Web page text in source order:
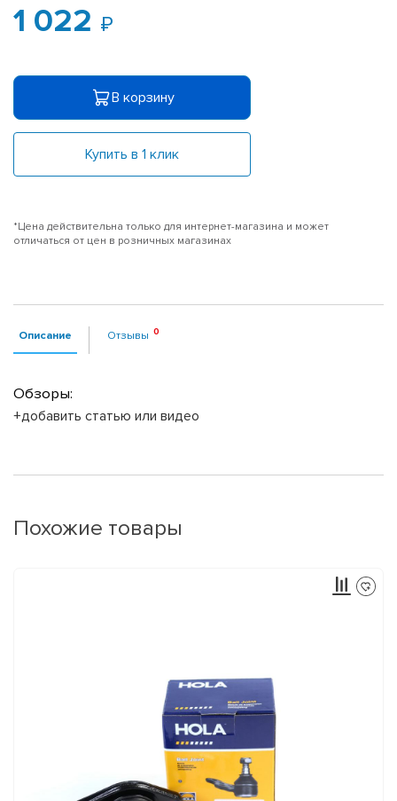
1 022
В корзину
Купить в 1 клик
*Цена действительна только для интернет-магазина и может
отличаться от цен в розничных магазинах
Описание Отзывы
Обзоры:
+добавить статью или видео
Похожие товары